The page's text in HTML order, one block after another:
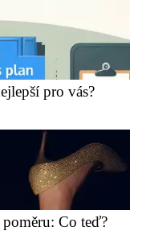
pro vás?
Co teď?